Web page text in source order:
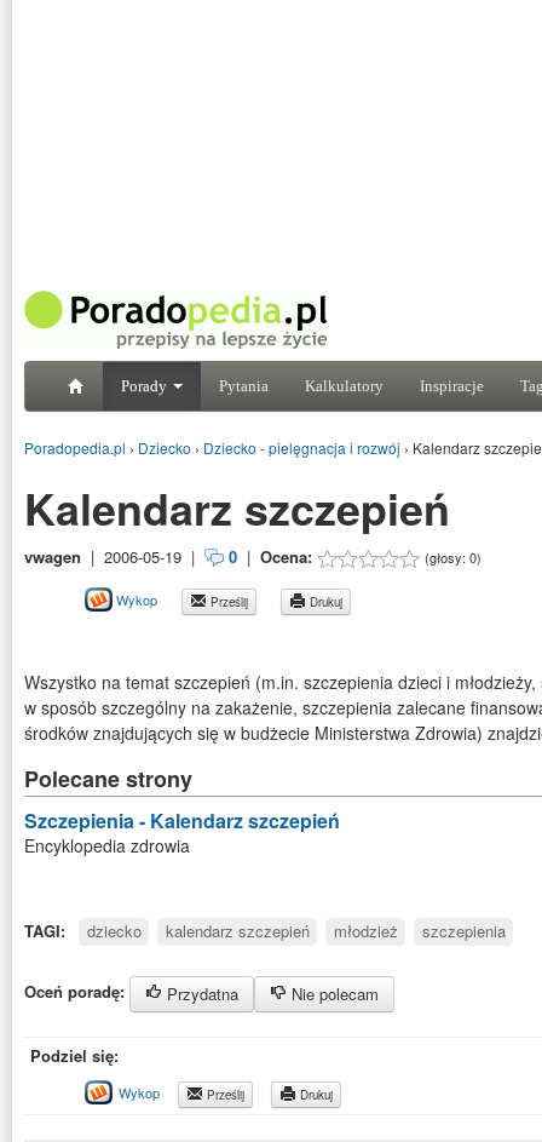
Porady Pytania Kalkulatory Inspiracje
Poradopedia.pl › Dziecko › Dziecko - pielęgnacja i rozwój › Kalendarz
Kalendarz szczepień
vwagen | 2006-05-19 | 0 | Ocena: (głosy: 0)
Wykop Prześlij Drukuj
Wszystko na temat szczepień (m.in. szczepienia dzieci i młodzieży,
w sposób szczególny na zakażenie, szczepienia zalecane
środków znajdujących się w budżecie Ministerstwa Zdrowia)
Polecane strony
Szczepienia - Kalendarz szczepień
Encyklopedia zdrowia
TAGI: dziecko kalendarz szczepień młodzież szczepienia
Oceń poradę: Przydatna Nie polecam
Podziel się:
Wykop Prześlij Drukuj